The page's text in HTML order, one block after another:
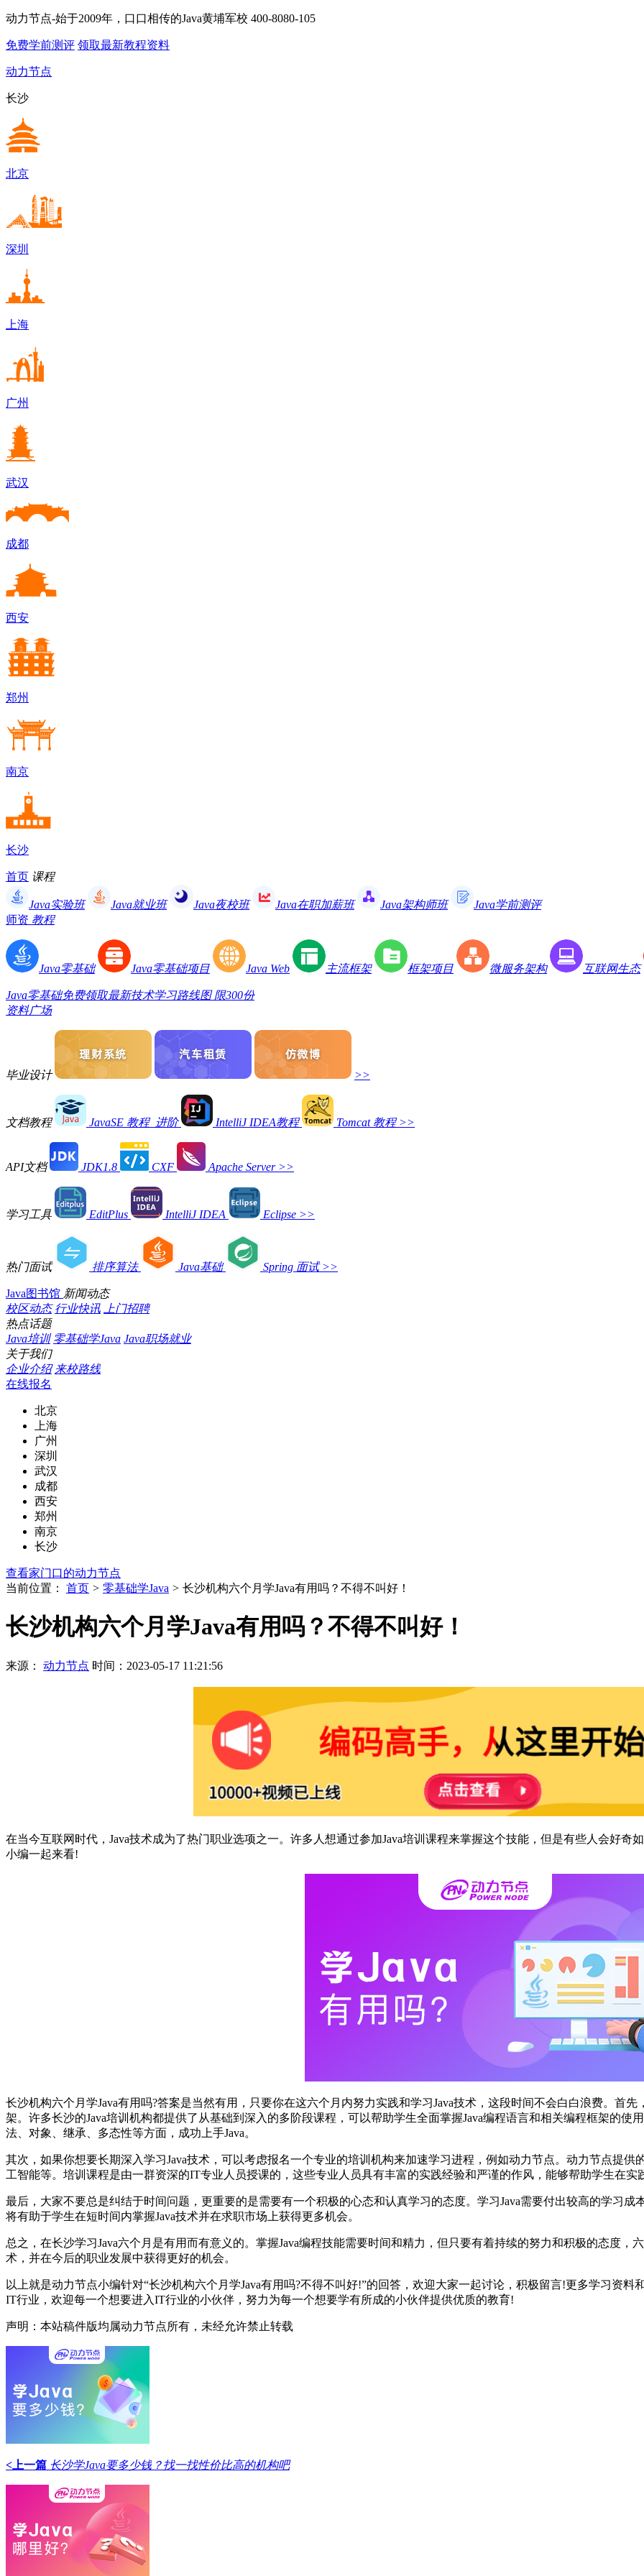
动力节点-始于2009年，口口相传的Java黄埔军校 400-8080-105
免费学前测评 领取最新教程资料
动力节点
长沙
北京
深圳
上海
广州
武汉
成都
西安
郑州
南京
长沙
首页 课程
Java实验班 Java就业班 Java夜校班 Java在职加薪班 Java架构师班
Java学前测评
师资 教程
Java零基础 Java零基础项目 Java Web 主流框架 框架项目 微服务架构 互联网生态
Java零基础免费领取最新技术学习路线图 限300份
资料广场
毕业设计 >>
文档教程 JavaSE 教程_进阶 IntelliJ IDEA教程 Tomcat 教程 >>
API文档 JDK1.8 CXF Apache Server >>
学习工具 EditPlus IntelliJ IDEA Eclipse >>
热门面试 排序算法 Java基础 Spring 面试 >>
Java图书馆 新闻动态
校区动态 行业快讯
上门招聘
热点话题
Java培训 零基础学Java Java职场就业
关于我们
企业介绍 来校路线
在线报名
北京
上海
广州
深圳
武汉
成都
西安
郑州
南京
长沙
查看家门口的动力节点
当前位置：
首页 > 零基础学Java > 长沙机构六个月学Java有用吗？不得不叫好！
长沙机构六个月学Java有用吗？不得不叫好！
来源： 动力节点 时间：2023-05-17 11:21:56
在当今互联网时代，Java技术成为了热门职业选项之一。许多人想通过参加Java培训课程来掌握这个技能，但是有些人会好奇
小编一起来看!
长沙机构六个月学Java有用吗?答案是当然有用，只要你在这六个月内努力实践和学习Java技术，这段时间不会白白浪费。首
架。许多长沙的Java培训机构都提供了从基础到深入的多阶段课程，可以帮助学生全面掌握Java编程语言和相关编程框架的使
法、对象、继承、多态性等方面，成功上手Java。
其次，如果你想要长期深入学习Java技术，可以考虑报名一个专业的培训机构来加速学习进程，例如动力节点。动力节点提供
工智能等。培训课程是由一群资深的IT专业人员授课的，这些专业人员具有丰富的实践经验和严谨的作风，能够帮助学生在实
最后，大家不要总是纠结于时间问题，更重要的是需要有一个积极的心态和认真学习的态度。学习Java需要付出较高的学习
将有助于学生在短时间内掌握Java技术并在求职市场上获得更多机会。
总之，在长沙学习Java六个月是有用而有意义的。掌握Java编程技能需要时间和精力，但只要有着持续的努力和积极的态度，
术，并在今后的职业发展中获得更好的机会。
以上就是动力节点小编针对“长沙机构六个月学Java有用吗?不得不叫好!”的回答，欢迎大家一起讨论，积极留言!更多学习资
IT行业，欢迎每一个想要进入IT行业的小伙伴，努力为每一个想要学有所成的小伙伴提供优质的教育!
声明：本站稿件版均属动力节点所有，未经允许禁止转载
<上一篇 长沙学Java要多少钱？找一找性价比高的机构吧